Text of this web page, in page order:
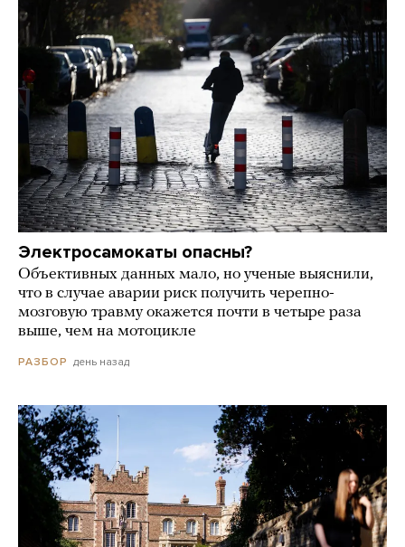
Электросамокаты опасны?
Объективных данных мало, но ученые выяснили,
что в случае аварии риск получить черепно-
мозговую травму окажется почти в четыре раза
выше, чем на мотоцикле
РАЗБОР день назад